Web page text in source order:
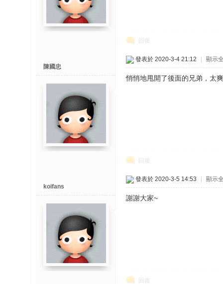
回復
陳國忠
發表於 2020-3-4 21:12 顯示
悄悄地甩開了後面的兄弟，太
回復
koifans
發表於 2020-3-5 14:53 顯示
謝謝大家~
回復